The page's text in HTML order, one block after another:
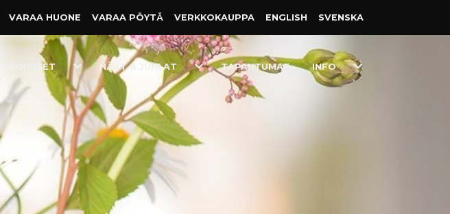
VARAA HUONE VARAA PÖYTÄ VERKKO­KAUPPA ENGLISH SVENSKA
KOKOUKSET
Toggle
Dropdown
HÄÄT & JUHLAT
Toggle
Dropdown
TAPAHTUMAT INFO
Toggle
Dropdown